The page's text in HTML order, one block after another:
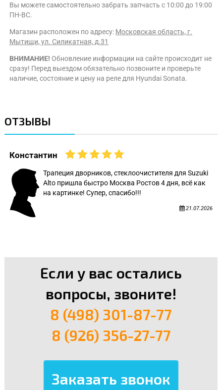
Вы можете самостоятельно забрать запчасть с 10:00 до 19:00
ПН-ВС.
Магазин расположен по адресу: Московская область, г.
Мытищи, ул. Силикатная, д.31
ВНИМАНИЕ! Обновление информации на сайте происходит не
сразу! Перед выездом обязательно позвоните и проверьте
наличие, состояние и цену на реле для Hyundai Sonata.
ОТЗЫВЫ
Константин
Трапеция дворников, стеклоочистителя для Suzuki
Alto пришла быстро Москва Ростов 4 дня, всё как
на картинке! Супер, спасибо!!!
21.07.2026
Если у вас остались
вопросы, звоните!
8 (498) 301-87-77
8 (926) 356-27-77